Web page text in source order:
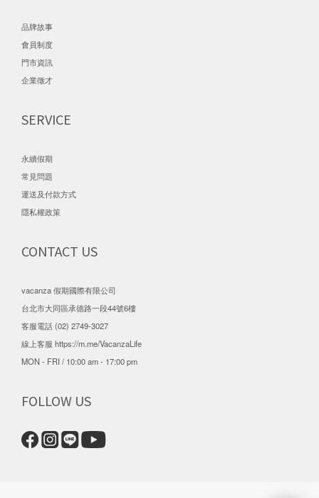
品牌故事
會員制度
門市資訊
企業徵才
SERVICE
永續假期
常見問題
運送及付款方式
隱私權政策
CONTACT US
vacanza 假期國際有限公司
台北市大同區承德路一段44號6樓
客服電話 (02) 2749-3027
線上客服 https://m.me/VacanzaLife
MON - FRI / 10:00 am - 17:00 pm
FOLLOW US